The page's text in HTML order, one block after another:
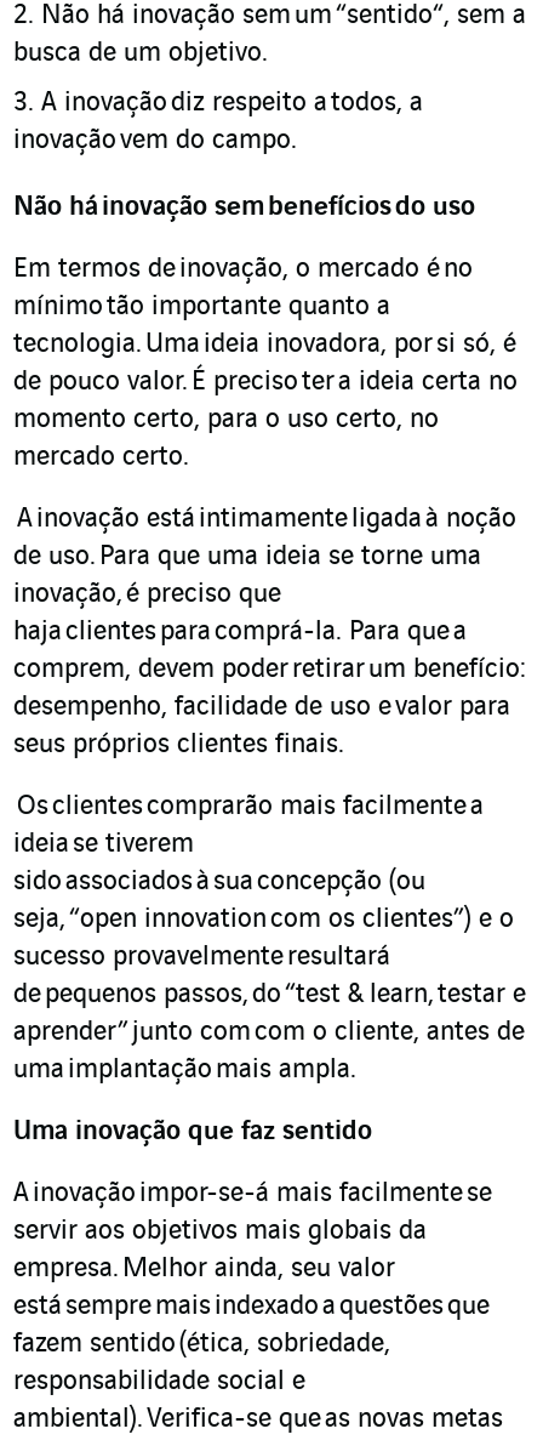
Não há inovação sem um“sentido“, sem a
busca de um objetivo.
A inovaçãodiz respeito atodos, a
inovaçãovem do campo.
Não há inovação sem benefíciosdo uso
Em termos deinovação, o mercado éno
mínimotão importante quanto a
tecnologia. Uma ideia inovadora, porsi só, é
de pouco valor. É precisotera ideia certa no
momento certo, para o uso certo, no
mercado certo.
Ainovação está intimamenteligadaà noção
de uso. Para que uma ideia se torne uma
inovação,é preciso que
hajaclientesparacomprá-la. Para quea
comprem, devem poderretirarum benefício:
desempenho, facilidade de uso evalor para
seus próprios clientes finais.
Osclientescomprarão mais facilmentea
ideia se tiverem
sidoassociadosà suaconcepção (ou
seja,“open innovationcom os clientes”) e o
sucesso provavelmenteresultará
depequenos passos,do“test & learn,testar e
aprender” junto comcom o cliente, antes de
uma implantação mais ampla.
Uma inovação que faz sentido
Ainovação impor-se-á mais facilmentese
servir aos objetivos mais globais da
empresa. Melhor ainda, seu valor
está sempremaisindexadoaquestõesque
fazem sentido(ética, sobriedade,
responsabilidade social e
ambiental).Verifica-se queas novas metas